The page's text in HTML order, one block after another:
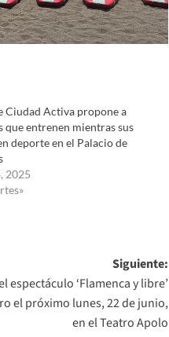
Ciudad Activa propone a
que entrenen mientras sus
deporte en el Palacio de
2025
Siguiente:
espectáculo ‘Flamenca y libre’
el próximo lunes, 22 de junio,
en el Teatro Apolo